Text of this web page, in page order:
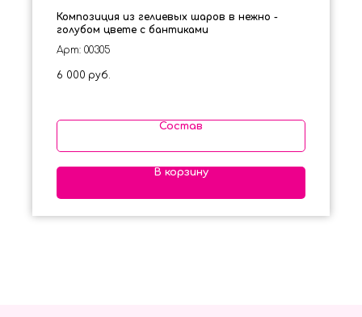
Композиция из гелиевых шаров в нежно -
голубом цвете с бантиками
Арт: 00305
6 000 руб.
Состав
В корзину